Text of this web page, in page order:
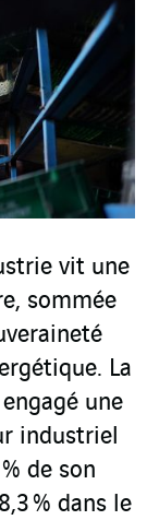
vit une
sommée
La
une
industriel
de son
% dans le